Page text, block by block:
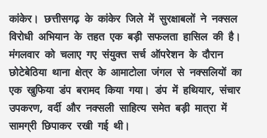
कांकेर। छत्तीसगढ़के कांकेर जिले में सुरक्षाबलों ने नक्सल
विरोधी अभियान के तहत एक बड़ी सफलता हासिल की है।
मंगलवार को चलाए गए संयुक्त सर्च ऑपरेशन के दौरान
छोटेबेठिया थाना क्षेत्र के आमाटोला जंगल से नक्सलियों का
एक खुफिया डंप बरामद किया गया। डंप में हथियार, संचार
उपकरण, वर्दी और नक्सली साहित्य समेत बड़ी मात्रा में
सामग्री छिपाकर रखी गई थी।